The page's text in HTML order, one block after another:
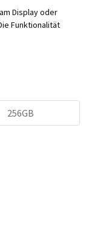
Display oder
Funktionalität
256GB